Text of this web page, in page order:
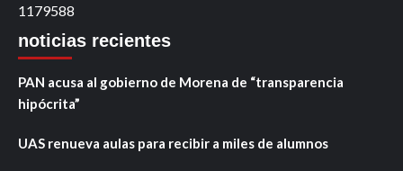
1179588
noticias recientes
PAN acusa al gobierno de Morena de “transparencia
hipócrita”
UAS renueva aulas para recibir a miles de alumnos